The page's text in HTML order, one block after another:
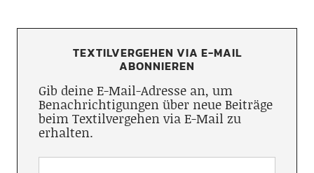
TEXTILVERGEHEN VIA E-MAIL
ABONNIEREN
Gib deine E-Mail-Adresse an, um
Benachrichtigungen über neue Beiträge
beim Textilvergehen via E-Mail zu
erhalten.